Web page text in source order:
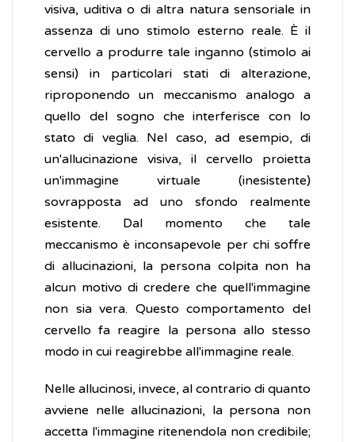
visiva, uditiva o di altra natura sensoriale in
assenza di uno stimolo esterno reale. È il
cervello a produrre tale inganno (stimolo ai
sensi) in particolari stati di alterazione,
riproponendo un meccanismo analogo a
quello del sogno che interferisce con lo
stato di veglia. Nel caso, ad esempio, di
un'allucinazione visiva, il cervello proietta
un'immagine virtuale (inesistente)
sovrapposta ad uno sfondo realmente
esistente. Dal momento che tale
meccanismo è inconsapevole per chi soffre
di allucinazioni, la persona colpita non ha
alcun motivo di credere che quell'immagine
non sia vera. Questo comportamento del
cervello fa reagire la persona allo stesso
modo in cui reagirebbe all'immagine reale.
Nelle allucinosi, invece, al contrario di quanto
avviene nelle allucinazioni, la persona non
accetta l'immagine ritenendola non credibile;